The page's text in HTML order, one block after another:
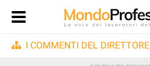
I COMMENTI DEL DIRETTORE